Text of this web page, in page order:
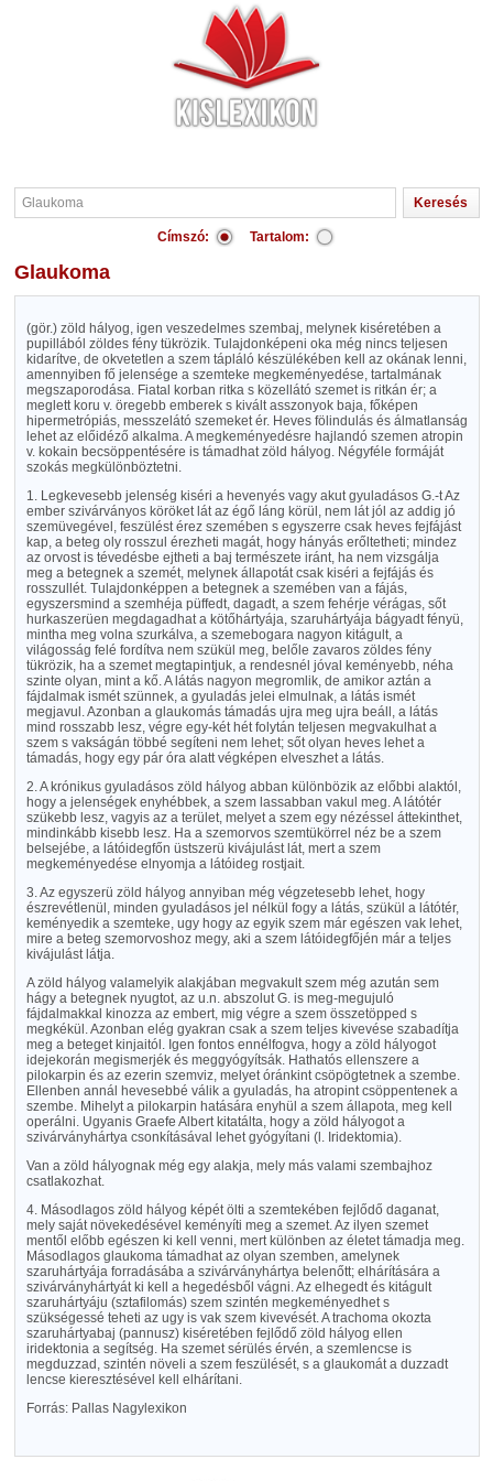
Címszó: Tartalom:
Glaukoma
(gör.) zöld hályog, igen veszedelmes szembaj, melynek kiséretében a
pupillából zöldes fény tükrözik. Tulajdonképeni oka még nincs teljesen
kidarítve, de okvetetlen a szem tápláló készülékében kell az okának lenni,
amennyiben fő jelensége a szemteke megkeményedése, tartalmának
megszaporodása. Fiatal korban ritka s közellátó szemet is ritkán ér; a
meglett koru v. öregebb emberek s kivált asszonyok baja, főképen
hipermetrópiás, messzelátó szemeket ér. Heves fölindulás és álmatlanság
lehet az előidéző alkalma. A megkeményedésre hajlandó szemen atropin
v. kokain becsöppentésére is támadhat zöld hályog. Négyféle formáját
szokás megkülönböztetni.
1. Legkevesebb jelenség kiséri a hevenyés vagy akut gyuladásos G.-t Az
ember szivárványos köröket lát az égő láng körül, nem lát jól az addig jó
szemüvegével, feszülést érez szemében s egyszerre csak heves fejfájást
kap, a beteg oly rosszul érezheti magát, hogy hányás erőltetheti; mindez
az orvost is tévedésbe ejtheti a baj természete iránt, ha nem vizsgálja
meg a betegnek a szemét, melynek állapotát csak kiséri a fejfájás és
rosszullét. Tulajdonképpen a betegnek a szemében van a fájás,
egyszersmind a szemhéja püffedt, dagadt, a szem fehérje vérágas, sőt
hurkaszerüen megdagadhat a kötőhártyája, szaruhártyája bágyadt fényü,
mintha meg volna szurkálva, a szemebogara nagyon kitágult, a
világosság felé fordítva nem szükül meg, belőle zavaros zöldes fény
tükrözik, ha a szemet megtapintjuk, a rendesnél jóval keményebb, néha
szinte olyan, mint a kő. A látás nagyon megromlik, de amikor aztán a
fájdalmak ismét szünnek, a gyuladás jelei elmulnak, a látás ismét
megjavul. Azonban a glaukomás támadás ujra meg ujra beáll, a látás
mind rosszabb lesz, végre egy-két hét folytán teljesen megvakulhat a
szem s vakságán többé segíteni nem lehet; sőt olyan heves lehet a
támadás, hogy egy pár óra alatt végképen elveszhet a látás.
2. A krónikus gyuladásos zöld hályog abban különbözik az előbbi alaktól,
hogy a jelenségek enyhébbek, a szem lassabban vakul meg. A látótér
szükebb lesz, vagyis az a terület, melyet a szem egy nézéssel áttekinthet,
mindinkább kisebb lesz. Ha a szemorvos szemtükörrel néz be a szem
belsejébe, a látóidegfőn üstszerü kivájulást lát, mert a szem
megkeményedése elnyomja a látóideg rostjait.
3. Az egyszerü zöld hályog annyiban még végzetesebb lehet, hogy
észrevétlenül, minden gyuladásos jel nélkül fogy a látás, szükül a látótér,
keményedik a szemteke, ugy hogy az egyik szem már egészen vak lehet,
mire a beteg szemorvoshoz megy, aki a szem látóidegfőjén már a teljes
kivájulást látja.
A zöld hályog valamelyik alakjában megvakult szem még azután sem
hágy a betegnek nyugtot, az u.n. abszolut G. is meg-megujuló
fájdalmakkal kinozza az embert, mig végre a szem összetöpped s
megkékül. Azonban elég gyakran csak a szem teljes kivevése szabadítja
meg a beteget kinjaitól. Igen fontos ennélfogva, hogy a zöld hályogot
idejekorán megismerjék és meggyógyítsák. Hathatós ellenszere a
pilokarpin és az ezerin szemviz, melyet óránkint csöpögtetnek a szembe.
Ellenben annál hevesebbé válik a gyuladás, ha atropint csöppentenek a
szembe. Mihelyt a pilokarpin hatására enyhül a szem állapota, meg kell
operálni. Ugyanis Graefe Albert kitatálta, hogy a zöld hályogot a
szivárványhártya csonkításával lehet gyógyítani (l. Iridektomia).
Van a zöld hályognak még egy alakja, mely más valami szembajhoz
csatlakozhat.
4. Másodlagos zöld hályog képét ölti a szemtekében fejlődő daganat,
mely saját növekedésével keményíti meg a szemet. Az ilyen szemet
mentől előbb egészen ki kell venni, mert különben az életet támadja meg.
Másodlagos glaukoma támadhat az olyan szemben, amelynek
szaruhártyája forradásába a szivárványhártya belenőtt; elhárítására a
szivárványhártyát ki kell a hegedésből vágni. Az elhegedt és kitágult
szaruhártyáju (sztafilomás) szem szintén megkeményedhet s
szükségessé teheti az ugy is vak szem kivevését. A trachoma okozta
szaruhártyabaj (pannusz) kiséretében fejlődő zöld hályog ellen
iridektonia a segítség. Ha szemet sérülés érvén, a szemlencse is
megduzzad, szintén növeli a szem feszülését, s a glaukomát a duzzadt
lencse kieresztésével kell elhárítani.
Forrás: Pallas Nagylexikon